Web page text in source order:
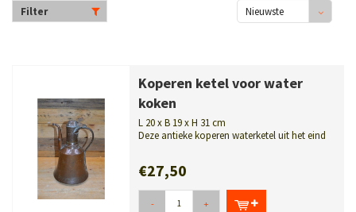
Filter
Nieuwste
Koperen ketel voor water
koken
L 20 x B 19 x H 31 cm
Deze antieke koperen waterketel uit het eind
€27,50
- +